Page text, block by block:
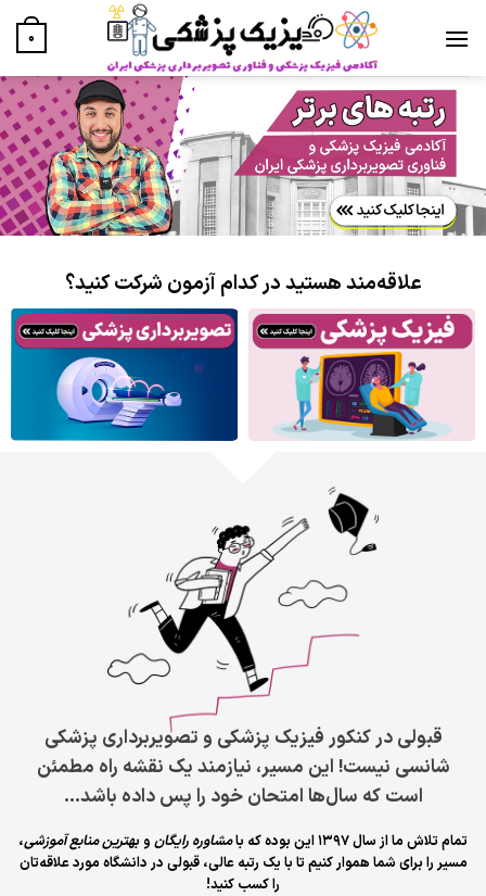
0
علاقه‌مند هستید در کدام آزمون شرکت کنید؟
قبولی در کنکور فیزیک پزشکی و تصویربرداری پزشکی
شانسی نیست! این مسیر، نیازمند یک نقشه راه مطمئن
است که سال‌ها امتحان خود را پس داده باشد…
تمام تلاش ما از سال 1397 این بوده که با مشاوره رایگان و بهترین منابع آموزشی،
مسیر را برای شما هموار کنیم تا با یک رتبه عالی، قبولی در دانشگاه مورد علاقه‌تان
را کسب کنید!